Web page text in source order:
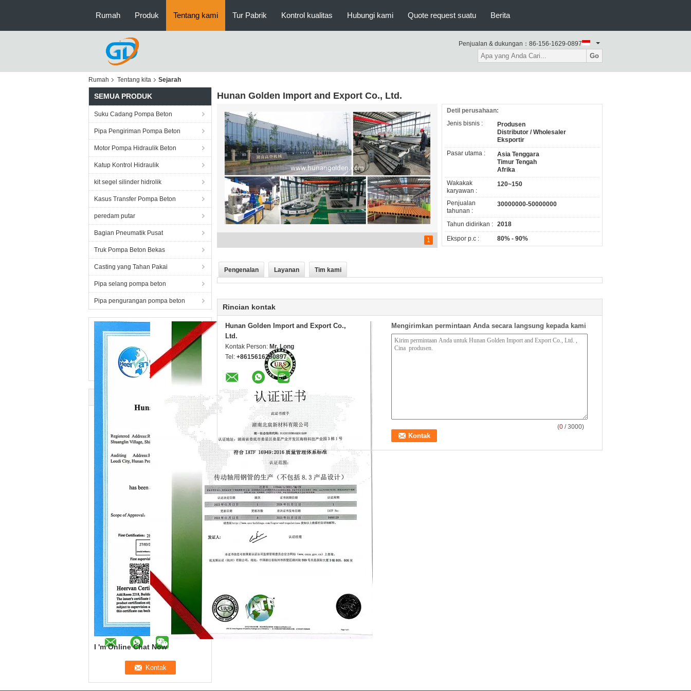
Rumah Produk Tentang kami Tur Pabrik Kontrol kualitas Hubungi kami Quote request suatu Berita
Penjualan & dukungan： 86-156-1629-0897
Go
Rumah Tentang kita Sejarah
SEMUA PRODUK
Suku Cadang Pompa Beton
Pipa Pengiriman Pompa Beton
Motor Pompa Hidraulik Beton
Katup Kontrol Hidraulik
kit segel silinder hidrolik
Kasus Transfer Pompa Beton
peredam putar
Bagian Pneumatik Pusat
Truk Pompa Beton Bekas
Casting yang Tahan Pakai
Pipa selang pompa beton
Pipa pengurangan pompa beton
I 'm Online Chat Now
Hunan Golden Import and Export Co., Ltd.
1
Detil perusahaan:
Jenis bisnis :
Produsen
Distributor / Wholesaler
Eksportir
Pasar utama :
Asia Tenggara
Timur Tengah
Afrika
Wakakak
karyawan :
120~150
Penjualan
tahunan :
30000000-50000000
Tahun didirikan : 2018
Ekspor p.c :
80% - 90%
Pengenalan Layanan Tim kami
Rincian kontak
Hunan Golden Import and Export Co.,
Ltd.
Kontak Person: Mr. Long
Tel: +8615616290897
Mengirimkan permintaan Anda secara langsung kepada kami
(0 / 3000)